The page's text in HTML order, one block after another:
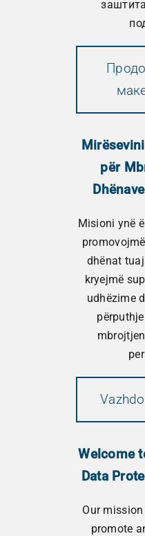
Годишен
ДЗЛП за 2017
Издадено: 2018
për
Misioni ynë
dhënat
kryejmë
udhëzime
Welcome
Data
Our
promote